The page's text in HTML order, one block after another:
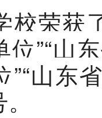
校荣获
”“山
山东